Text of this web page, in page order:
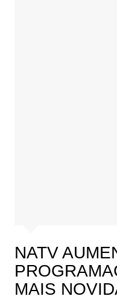
NATV
MAIS